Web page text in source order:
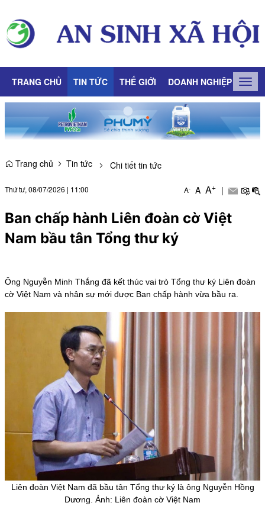
TRANG CHỦ TIN TỨC THẾ GIỚI DOANH NGHIỆP LAO
Trang chủ Tin tức Chi tiết tin tức
Thứ tư, 08/07/2026 | 11:00 A- A A+ |
Ban chấp hành Liên đoàn cờ Việt
Nam bầu tân Tổng thư ký
Ông Nguyễn Minh Thắng đã kết thúc vai trò Tổng thư ký Liên đoàn
cờ Việt Nam và nhân sự mới được Ban chấp hành vừa bầu ra.
Liên đoàn Việt Nam đã bầu tân Tổng thư ký là ông Nguyễn Hồng
Dương. Ảnh: Liên đoàn cờ Việt Nam